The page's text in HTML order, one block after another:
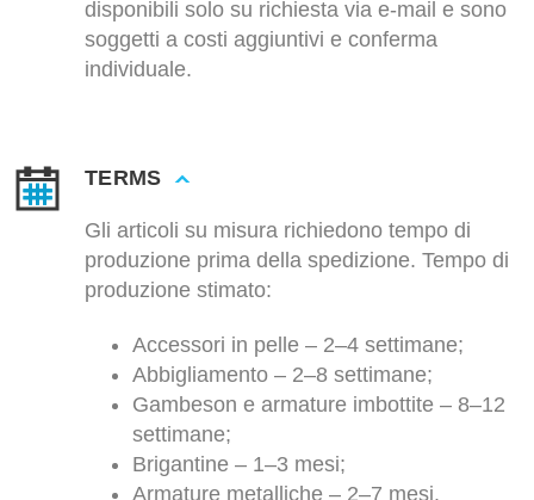
disponibili solo su richiesta via e-mail e sono
soggetti a costi aggiuntivi e conferma
individuale.
TERMS
Gli articoli su misura richiedono tempo di
produzione prima della spedizione. Tempo di
produzione stimato:
Accessori in pelle – 2–4 settimane;
Abbigliamento – 2–8 settimane;
Gambeson e armature imbottite – 8–12
settimane;
Brigantine – 1–3 mesi;
Armature metalliche – 2–7 mesi.